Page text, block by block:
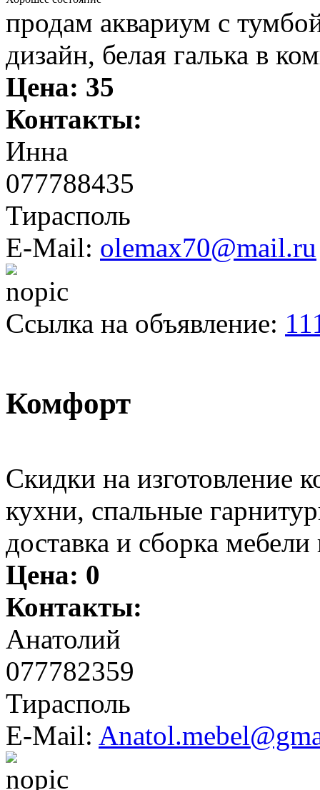
продам аквариум с
дизайн, белая галька в
Цена: 35
Контакты:
Инна
077788435
Тирасполь
E-Mail: olemax70@mail.ru
Ссылка на объявление:
Комфорт
Скидки на изготовление
кухни, спальные
доставка и сборка
Цена: 0
Контакты:
Анатолий
077782359
Тирасполь
E-Mail: